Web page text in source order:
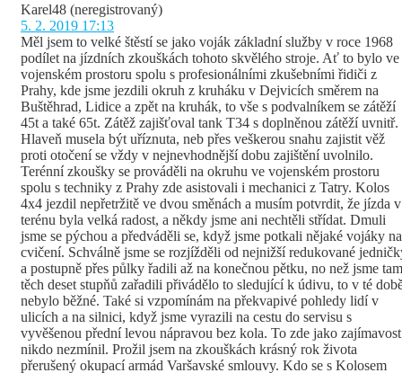
Karel48 (neregistrovaný)
5. 2. 2019 17:13
Měl jsem to velké štěstí se jako voják základní služby v roce 1968
podílet na jízdních zkouškách tohoto skvělého stroje. Ať to bylo ve
vojenském prostoru spolu s profesionálními zkušebními řidiči z
Prahy, kde jsme jezdili okruh z kruháku v Dejvicích směrem na
Buštěhrad, Lidice a zpět na kruhák, to vše s podvalníkem se zátěží
45t a také 65t. Zátěž zajišťoval tank T34 s doplněnou zátěží uvnitř.
Hlaveň musela být uříznuta, neb přes veškerou snahu zajistit věž
proti otočení se vždy v nejnevhodnější dobu zajištění uvolnilo.
Terénní zkoušky se prováděli na okruhu ve vojenském prostoru
spolu s techniky z Prahy zde asistovali i mechanici z Tatry. Kolos
4x4 jezdil nepřetržitě ve dvou směnách a musím potvrdit, že jízda v
terénu byla velká radost, a někdy jsme ani nechtěli střídat. Dmuli
jsme se pýchou a předváděli se, když jsme potkali nějaké vojáky na
cvičení. Schválně jsme se rozjížděli od nejnižší redukované
a postupně přes půlky řadili až na konečnou pětku, no než jsme tam
těch deset stupňů zařadili přivádělo to sledující k údivu, to v té
nebylo běžné. Také si vzpomínám na překvapivé pohledy lidí v
ulicích a na silnici, když jsme vyrazili na cestu do servisu s
vyvěšenou přední levou nápravou bez kola. To zde jako zajímavost
nikdo nezmínil. Prožil jsem na zkouškách krásný rok života
přerušený okupací armád Varšavské smlouvy. Kdo se s Kolosem